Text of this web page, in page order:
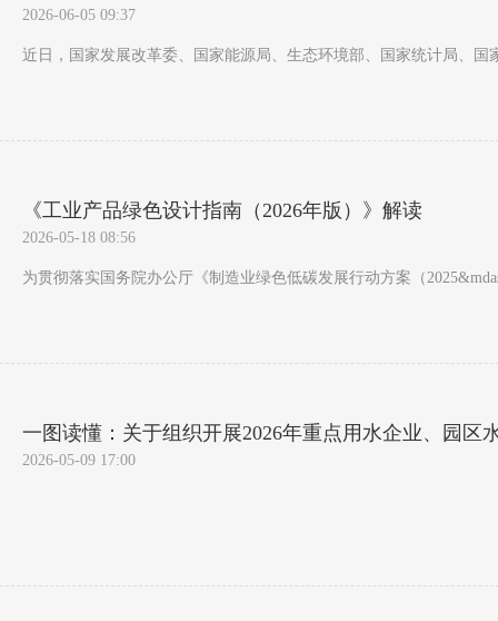
2026-06-05 09:37
近日，国家发展改革委、国家能源局、生态环境部、国家统计局、
《工业产品绿色设计指南（2026年版）》解读
2026-05-18 08:56
为贯彻落实国务院办公厅《制造业绿色低碳发展行动方案（
一图读懂：关于组织开展2026年重点用水企业、园区
2026-05-09 17:00